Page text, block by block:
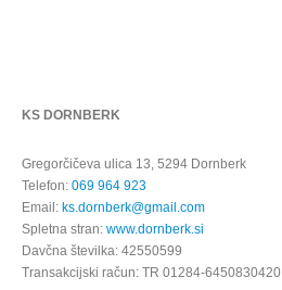
KS DORNBERK
Gregorčičeva ulica 13, 5294 Dornberk
Telefon: 069 964 923
Email: ks.dornberk@gmail.com
Spletna stran: www.dornberk.si
Davčna številka: 42550599
Transakcijski račun: TR 01284-6450830420